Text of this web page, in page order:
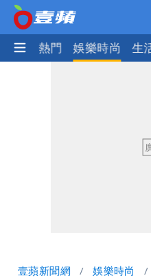
焦點 熱門 娛樂時尚 生
壹蘋新聞網 娛樂時尚